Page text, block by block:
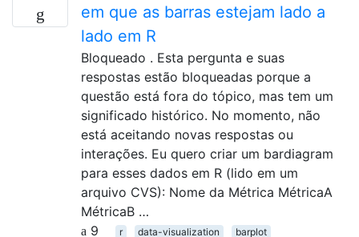
em que as barras estejam lado a
lado em R
Bloqueado . Esta pergunta e suas
respostas estão bloqueadas porque a
questão está fora do tópico, mas tem um
significado histórico. No momento, não
está aceitando novas respostas ou
interações. Eu quero criar um bardiagram
para esses dados em R (lido em um
arquivo CVS): Nome da Métrica MétricaA
MétricaB …
9
r data-visualization barplot